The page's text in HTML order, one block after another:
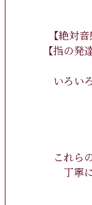
【絶対
【指の
いろい
これら
丁寧